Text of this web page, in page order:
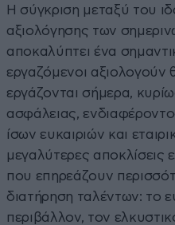
Η σύγκριση μεταξύ του
αξιολόγησης των
αποκαλύπτει ένα
εργαζόμενοι αξιολογούν
εργάζονται σήμερα,
ασφάλειας,
ίσων ευκαιριών και
μεγαλύτερες αποκλίσεις
που επηρεάζουν
διατήρηση ταλέντων: το
περιβάλλον, τον